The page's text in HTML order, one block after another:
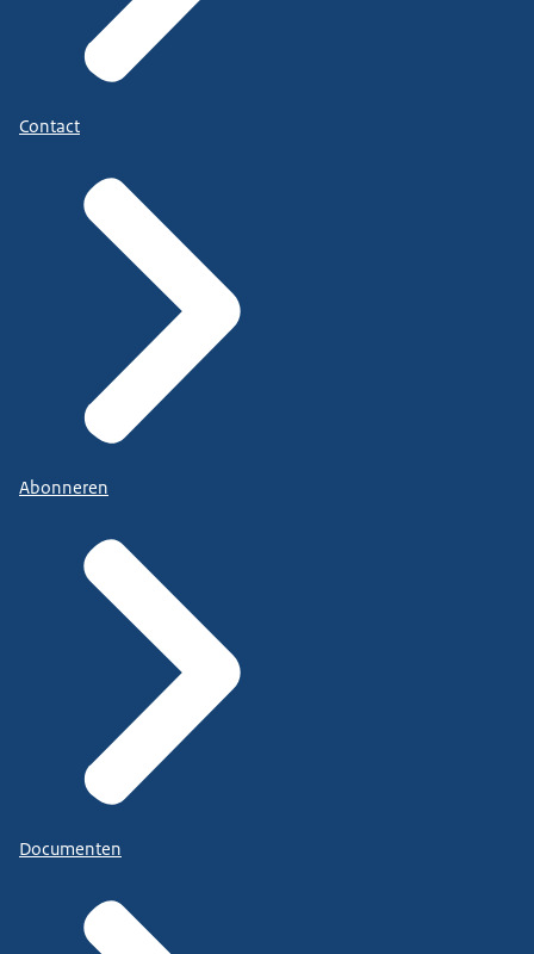
Contact
Abonneren
Documenten